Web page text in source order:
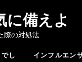
に備えよ
際の対処法
し
インフルエン